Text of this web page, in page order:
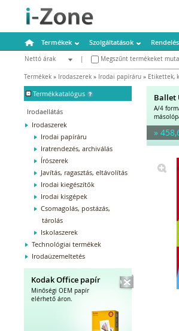
Termékek Szolgáltatások Rendelés
Nettó árak
Megszűnt termékeket
Termékek » Irodaszerek » Irodai papíráru » Etikettek,
- Termékkatalógus
Irodaellátás
Irodaszerek
Irodai papíráru
Iratrendezés, archiválás
Írószerek
Javítás, ragasztás, eltávolítás
Irodai kiegészítők
Irodai kisgépek
Csomagolás, postázás,
tárolás
Iskolaszerek
Technológiai termékek
Irodaüzemeltetés
Kodak Office papír
Minőségi OEM papír
elérhető áron.
Ballet
A/4
»